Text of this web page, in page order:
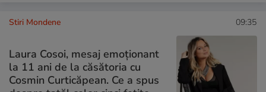
Stiri Mondene 09:35
Laura Cosoi, mesaj emoționant
la 11 ani de la căsătoria cu
Cosmin Curticăpean. Ce a spus